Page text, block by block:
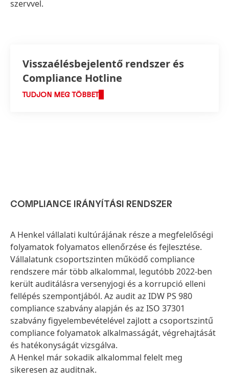
szervvel.
Visszaélésbejelentő rendszer és
Compliance Hotline
TUDJON MEG TÖBBET
COMPLIANCE IRÁNYÍTÁSI RENDSZER
A Henkel vállalati kultúrájának része a megfelelőségi
folyamatok folyamatos ellenőrzése és fejlesztése.
Vállalatunk csoportszinten működő compliance
rendszere már több alkalommal, legutóbb 2022-ben
került auditálásra versenyjogi és a korrupció elleni
fellépés szempontjából. Az audit az IDW PS 980
compliance szabvány alapján és az ISO 37301
szabvány figyelembevételével zajlott a csoportszintű
compliance folyamatok alkalmasságát, végrehajtását
és hatékonyságát vizsgálva.
A Henkel már sokadik alkalommal felelt meg
sikeresen az auditnak.